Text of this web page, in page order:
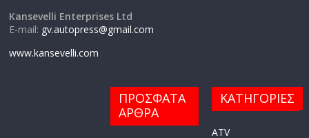
Kansevelli Enterprises Ltd
E-mail: gv.autopress@gmail.com
www.kansevelli.com
ΠΡΟΣΦΑΤΑ
ΑΡΘΡΑ
ΚΑΤΗΓΟΡΙΕΣ
ATV